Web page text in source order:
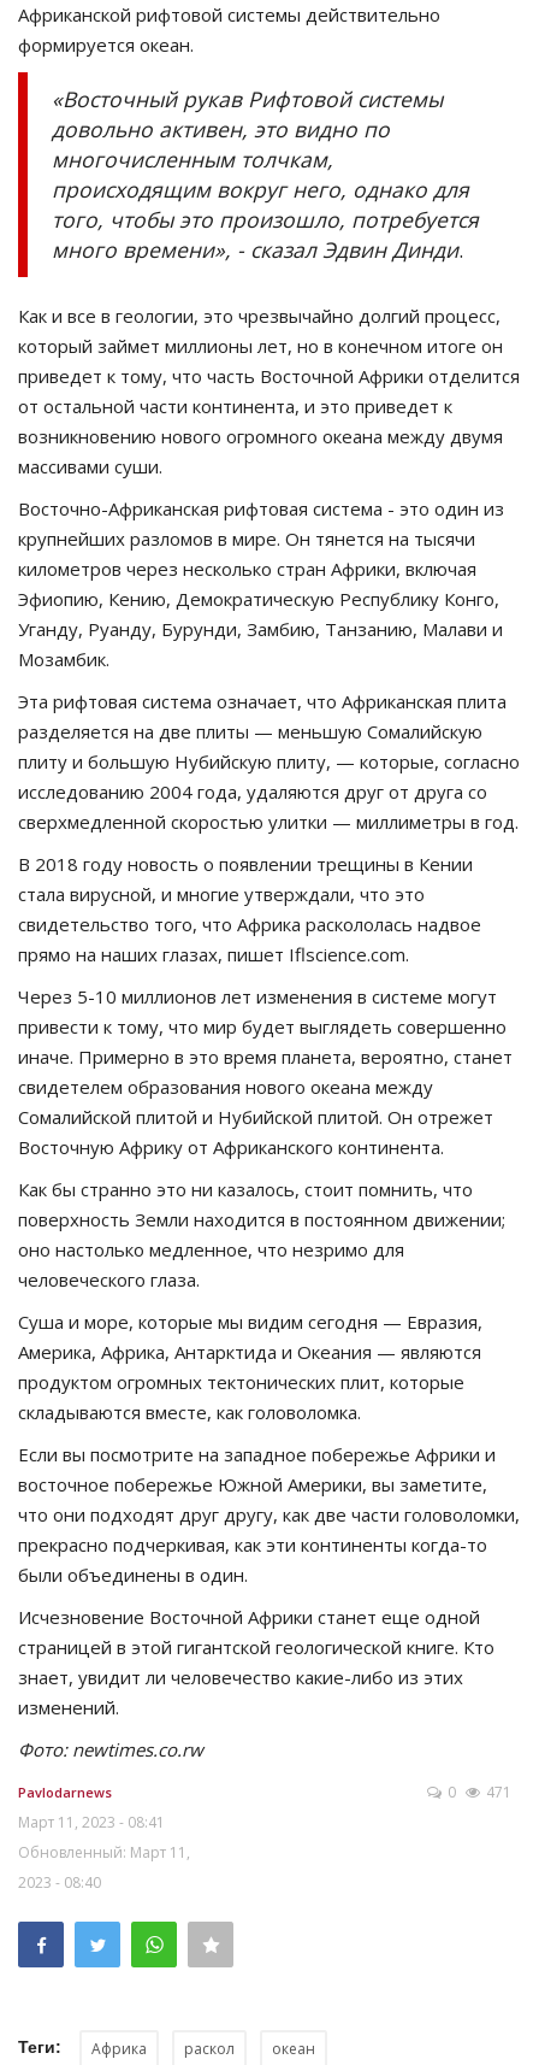
Африканской рифтовой системы действительно
формируется океан.
«Восточный рукав Рифтовой системы
довольно активен, это видно по
многочисленным толчкам,
происходящим вокруг него, однако для
того, чтобы это произошло, потребуется
много времени», - сказал Эдвин Динди.
Как и все в геологии, это чрезвычайно долгий процесс,
который займет миллионы лет, но в конечном итоге он
приведет к тому, что часть Восточной Африки отделится
от остальной части континента, и это приведет к
возникновению нового огромного океана между двумя
массивами суши.
Восточно-Африканская рифтовая система - это один из
крупнейших разломов в мире. Он тянется на тысячи
километров через несколько стран Африки, включая
Эфиопию, Кению, Демократическую Республику Конго,
Уганду, Руанду, Бурунди, Замбию, Танзанию, Малави и
Мозамбик.
Эта рифтовая система означает, что Африканская плита
разделяется на две плиты — меньшую Сомалийскую
плиту и большую Нубийскую плиту, — которые, согласно
исследованию 2004 года, удаляются друг от друга со
сверхмедленной скоростью улитки — миллиметры в год.
В 2018 году новость о появлении трещины в Кении
стала вирусной, и многие утверждали, что это
свидетельство того, что Африка раскололась надвое
прямо на наших глазах, пишет Iflscience.com.
Через 5-10 миллионов лет изменения в системе могут
привести к тому, что мир будет выглядеть совершенно
иначе. Примерно в это время планета, вероятно, станет
свидетелем образования нового океана между
Сомалийской плитой и Нубийской плитой. Он отрежет
Восточную Африку от Африканского континента.
Как бы странно это ни казалось, стоит помнить, что
поверхность Земли находится в постоянном движении;
оно настолько медленное, что незримо для
человеческого глаза.
Суша и море, которые мы видим сегодня — Евразия,
Америка, Африка, Антарктида и Океания — являются
продуктом огромных тектонических плит, которые
складываются вместе, как головоломка.
Если вы посмотрите на западное побережье Африки и
восточное побережье Южной Америки, вы заметите,
что они подходят друг другу, как две части головоломки,
прекрасно подчеркивая, как эти континенты когда-то
были объединены в один.
Исчезновение Восточной Африки станет еще одной
страницей в этой гигантской геологической книге. Кто
знает, увидит ли человечество какие-либо из этих
изменений.
Фото: newtimes.co.rw
Pavlodarnews
Март 11, 2023 - 08:41
Обновленный: Март 11,
2023 - 08:40
0 471
Теги: Африка раскол океан